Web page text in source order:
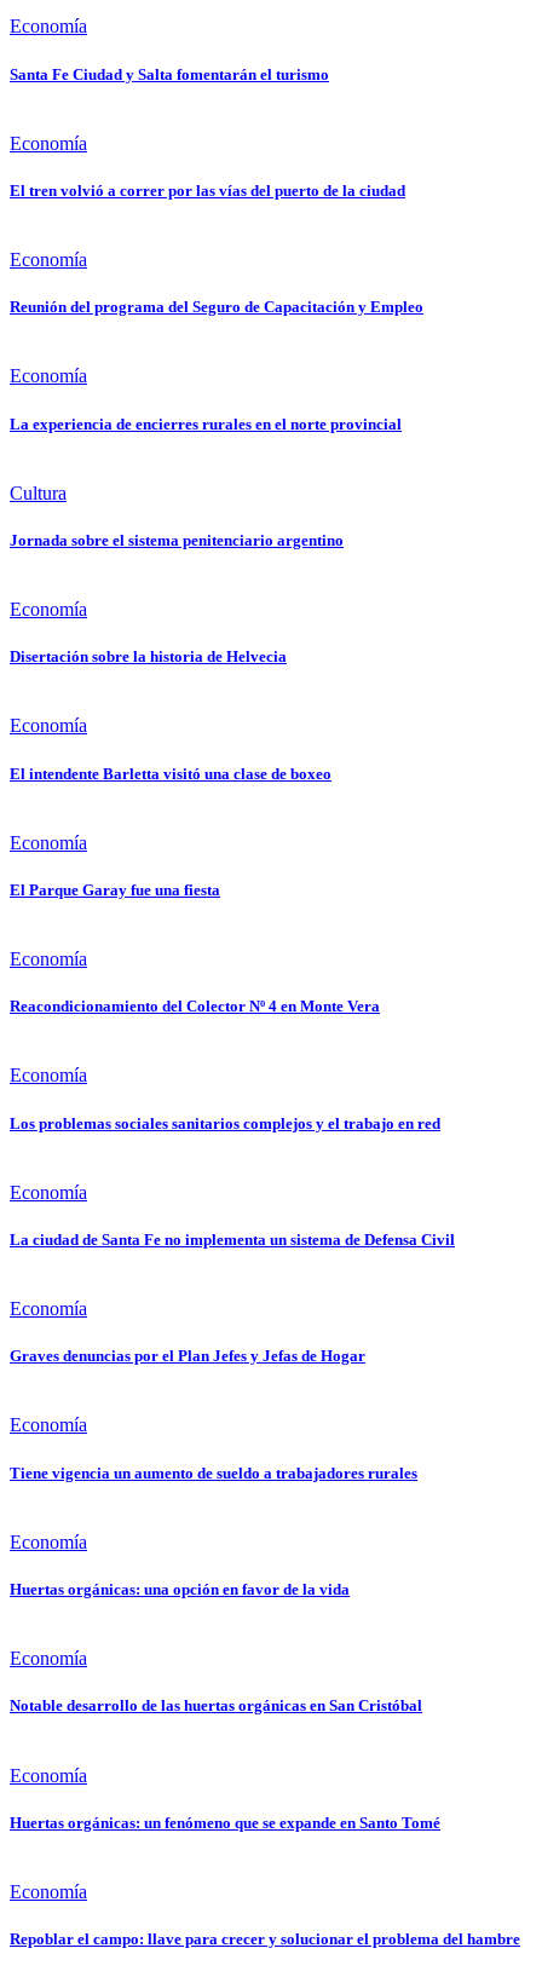
Economía
Santa Fe Ciudad y Salta fomentarán el turismo
Economía
El tren volvió a correr por las vías del puerto de la ciudad
Economía
Reunión del programa del Seguro de Capacitación y Empleo
Economía
La experiencia de encierres rurales en el norte provincial
Cultura
Jornada sobre el sistema penitenciario argentino
Economía
Disertación sobre la historia de Helvecia
Economía
El intendente Barletta visitó una clase de boxeo
Economía
El Parque Garay fue una fiesta
Economía
Reacondicionamiento del Colector Nº 4 en Monte Vera
Economía
Los problemas sociales sanitarios complejos y el trabajo en red
Economía
La ciudad de Santa Fe no implementa un sistema de Defensa Civil
Economía
Graves denuncias por el Plan Jefes y Jefas de Hogar
Economía
Tiene vigencia un aumento de sueldo a trabajadores rurales
Economía
Huertas orgánicas: una opción en favor de la vida
Economía
Notable desarrollo de las huertas orgánicas en San Cristóbal
Economía
Huertas orgánicas: un fenómeno que se expande en Santo Tomé
Economía
Repoblar el campo: llave para crecer y solucionar el problema del hambre